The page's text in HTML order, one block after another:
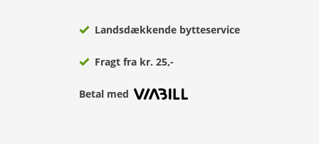
Landsdækkende bytteservice
Fragt fra kr. 25,-
Betal med